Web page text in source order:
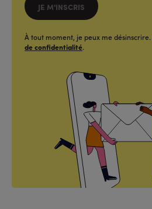
JE M'INSCRIS
À tout moment, je peux me désinscrire.
de confidentialité.